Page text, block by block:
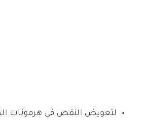
لتعويض النقص في هرمونات